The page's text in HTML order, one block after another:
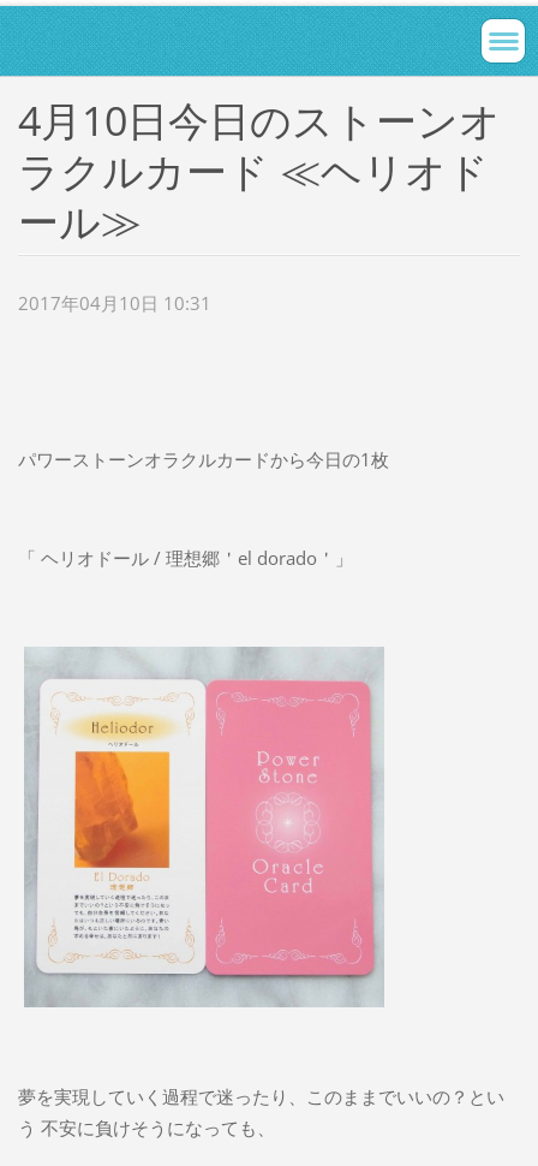
4月10日今日のストーンオ
ラクルカード ≪ヘリオド
ール≫
2017年04月10日 10:31
パワーストーンオラクルカードから今日の1枚
「 ヘリオドール / 理想郷＇el dorado＇」
夢を実現していく過程で迷ったり、このままでいいの？とい
う 不安に負けそうになっても、